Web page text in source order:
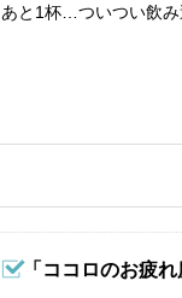
あと1杯…ついつい飲み
「ココロのお疲れ